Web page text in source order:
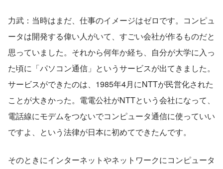
力武：当時はまだ、仕事のイメージはゼロです。コンピュ
ータは開発する偉い人がいて、すごい会社が作るものだと
思っていました。それから何年か経ち、自分が大学に入っ
た頃に「パソコン通信」というサービスが出てきました。
サービスができたのは、1985年4月にNTTが民営化された
ことが大きかった。電電公社がNTTという会社になって、
電話線にモデムをつないでコンピュータ通信に使っていい
ですよ、という法律が日本に初めてできたんです。
そのときにインターネットやネットワークにコンピュータ